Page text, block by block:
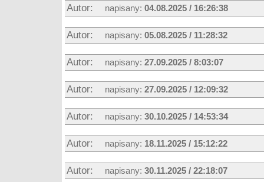
Autor: napisany: 04.08.2025 / 16:26:38
Autor: napisany: 05.08.2025 / 11:28:32
Autor: napisany: 27.09.2025 / 8:03:07
Autor: napisany: 27.09.2025 / 12:09:32
Autor: napisany: 30.10.2025 / 14:53:34
Autor: napisany: 18.11.2025 / 15:12:22
Autor: napisany: 30.11.2025 / 22:18:07